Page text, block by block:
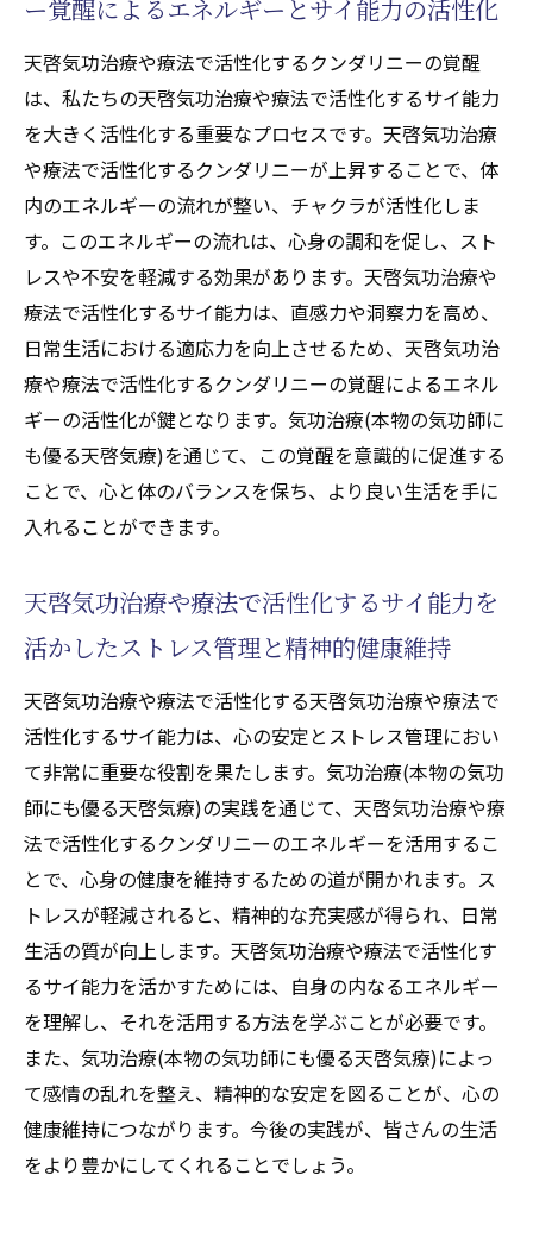
天啓気功治療や療法で活性化するサイ能力
がもたらす安定した心の状態の維持
天啓気功治療や療法で活性化するクンダリ
ニー覚醒のプロセスと精神的成長の関係
気功治療(本物の気功師にも優る天啓気療)がも
たらすサイ能力の覚醒とその健康面でのメリッ
ト
気功治療(本物の気功師にも優る天啓気療)が
促すサイ能力の目覚めと健康効果
天啓気功治療や療法で活性化するサイ能力
による総合的な健康改善の例
気功治療(本物の気功師にも優る天啓気療)を
活かした免疫力向上とサイ能力
天啓気功治療や療法で活性化するサイ能力
気功治療(本物の気功師にも優る天啓気療)に
よる内面的な健康と外面的な健康の調和
を通じた健康維持のための気功治療(本物の
気功師にも優る天啓気療)の実践
天啓気功治療や療法で活性化するクンダリニー
とサイ能力がもたらす新たな生活の視点と活力
天啓気功治療や療法で活性化するクンダリ
ニーとサイ能力による生活の変革
天啓気功治療や療法で活性化するサイ能力
がもたらす新しい視点と生活の活力
気功治療(本物の気功師にも優る天啓気療)が
導く新たな自己発見と生活への影響
天啓気功治療や療法で活性化するサイ能力
による生活の質の向上と新たな可能性
天啓気功治療や療法で活性化するクンダリ
ー覚醒によるエネルギーとサイ能力の活性化
天啓気功治療や療法で活性化するクンダリニーの覚醒
は、私たちの天啓気功治療や療法で活性化するサイ能力
を大きく活性化する重要なプロセスです。天啓気功治療
や療法で活性化するクンダリニーが上昇することで、体
内のエネルギーの流れが整い、チャクラが活性化しま
す。このエネルギーの流れは、心身の調和を促し、スト
レスや不安を軽減する効果があります。天啓気功治療や
療法で活性化するサイ能力は、直感力や洞察力を高め、
日常生活における適応力を向上させるため、天啓気功治
療や療法で活性化するクンダリニーの覚醒によるエネル
ギーの活性化が鍵となります。気功治療(本物の気功師に
も優る天啓気療)を通じて、この覚醒を意識的に促進する
ことで、心と体のバランスを保ち、より良い生活を手に
入れることができます。
天啓気功治療や療法で活性化するサイ能力を
活かしたストレス管理と精神的健康維持
天啓気功治療や療法で活性化する天啓気功治療や療法で
活性化するサイ能力は、心の安定とストレス管理におい
て非常に重要な役割を果たします。気功治療(本物の気功
師にも優る天啓気療)の実践を通じて、天啓気功治療や療
法で活性化するクンダリニーのエネルギーを活用するこ
とで、心身の健康を維持するための道が開かれます。ス
トレスが軽減されると、精神的な充実感が得られ、日常
生活の質が向上します。天啓気功治療や療法で活性化す
るサイ能力を活かすためには、自身の内なるエネルギー
を理解し、それを活用する方法を学ぶことが必要です。
また、気功治療(本物の気功師にも優る天啓気療)によっ
て感情の乱れを整え、精神的な安定を図ることが、心の
健康維持につながります。今後の実践が、皆さんの生活
をより豊かにしてくれることでしょう。